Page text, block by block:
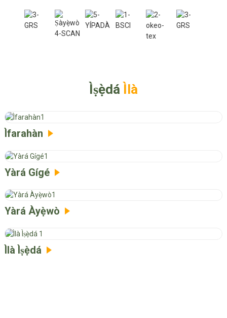
Ìṣẹ̀dá Ìlà
Ìfarahàn
Yàrá Gígé
Yàrá Àyẹ̀wò
Ìlà Ìṣẹ̀dá